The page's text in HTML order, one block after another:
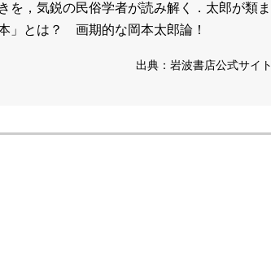
を，気鋭の民俗学者が読み解く．太郎が類ま
」とは？ 画期的な岡本太郎論！
出典：岩波書店公式サイト